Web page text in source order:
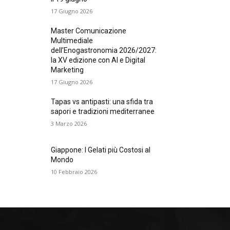
17 Giugno 2026
Master Comunicazione
Multimediale
dell’Enogastronomia 2026/2027:
la XV edizione con AI e Digital
Marketing
17 Giugno 2026
Tapas vs antipasti: una sfida tra
sapori e tradizioni mediterranee
3 Marzo 2026
Giappone: I Gelati più Costosi al
Mondo
10 Febbraio 2026